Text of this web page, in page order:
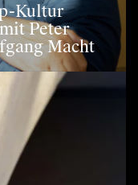
Kultur
Peter
Macht